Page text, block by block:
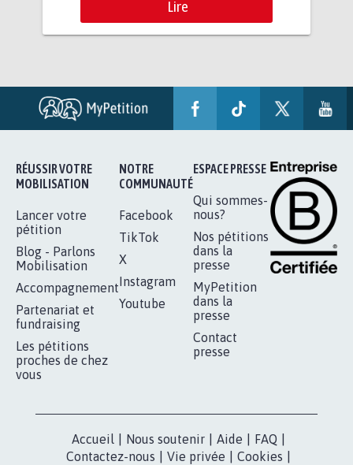
Lire
RÉUSSIR VOTRE
MOBILISATION
Lancer votre
pétition
Blog - Parlons
Mobilisation
Accompagnement
Partenariat et
fundraising
Les pétitions
proches de chez
vous
NOTRE
COMMUNAUTÉ
Facebook
TikTok
X
Instagram
Youtube
ESPACE PRESSE
Qui sommes-
nous?
Nos pétitions
dans la
presse
MyPetition
dans la
presse
Contact
presse
Accueil Nous soutenir Aide FAQ
Contactez-nous
Vie privée Cookies